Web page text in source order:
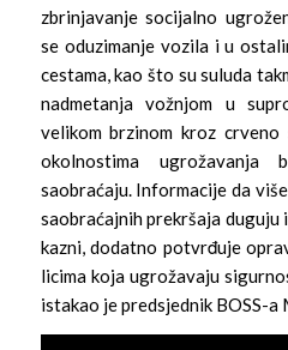
zbrinjavanje socijalno
se oduzimanje vozila i u
cestama, kao što su suluda
nadmetanja vožnjom u
velikom brzinom kroz
okolnostima ugrožavanja
saobraćaju. Informacije da
saobraćajnih prekršaja
kazni, dodatno potvrđuje
licima koja ugrožavaju
istakao je predsjednik BOSS-a